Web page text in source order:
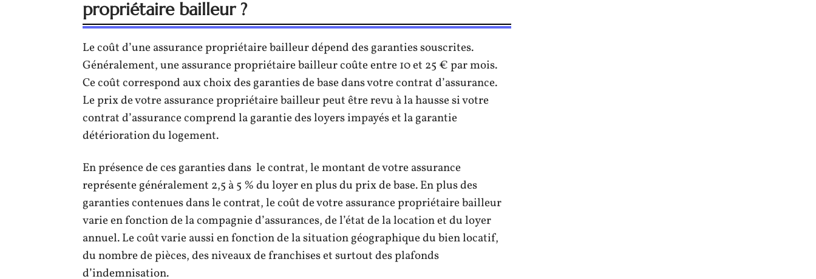
propriétaire bailleur ?
Le coût d’une assurance propriétaire bailleur dépend des garanties souscrites.
Généralement, une assurance propriétaire bailleur coûte entre 10 et 25 € par mois.
Ce coût correspond aux choix des garanties de base dans votre contrat d’assurance.
Le prix de votre assurance propriétaire bailleur peut être revu à la hausse si votre
contrat d’assurance comprend la garantie des loyers impayés et la garantie
détérioration du logement.
En présence de ces garanties dans le contrat, le montant de votre assurance
représente généralement 2,5 à 5 % du loyer en plus du prix de base. En plus des
garanties contenues dans le contrat, le coût de votre assurance propriétaire bailleur
varie en fonction de la compagnie d’assurances, de l’état de la location et du loyer
annuel. Le coût varie aussi en fonction de la situation géographique du bien locatif,
du nombre de pièces, des niveaux de franchises et surtout des plafonds
d’indemnisation.